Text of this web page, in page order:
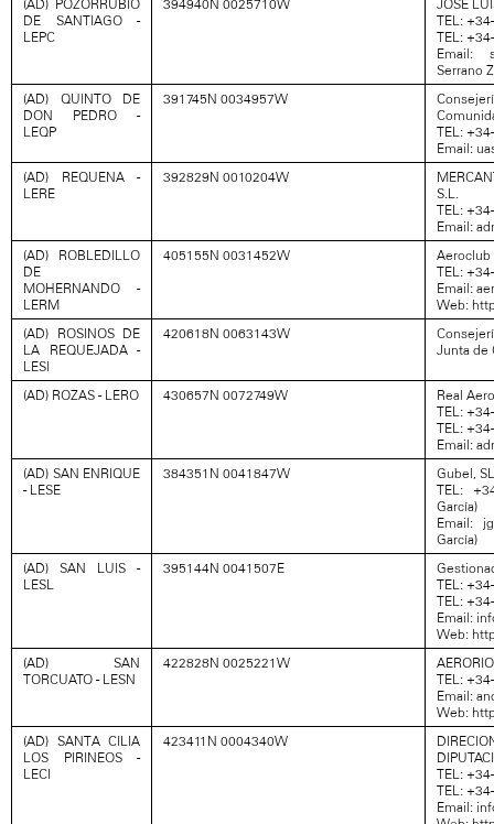
(AD) POZORRUBIO
DE SANTIAGO -
LEPC
394940N 0025710W
JOSÉ
TEL:
TEL:
Email:
Serrano
(AD) QUINTO DE
DON PEDRO -
LEQP
391745N 0034957W
TEL:
Email:
(AD) REQUENA -
LERE
392829N 0010204W
S.L.
TEL:
Email:
(AD) ROBLEDILLO
DE
MOHERNANDO -
LERM
405155N 0031452W
Aeroclub
TEL:
Email:
Web:
(AD) ROSINOS DE
LA REQUEJADA -
LESI
420618N 0063143W
Junta de
(AD) ROZAS - LERO 430657N 0072749W
Real
TEL:
TEL:
Email:
(AD) SAN ENRIQUE
- LESE
384351N 0041847W
Gubel, SL
TEL:
García)
Email:
García)
(AD) SAN LUIS -
LESL
395144N 0041507E
TEL:
TEL:
Email:
Web:
(AD) SAN
TORCUATO - LESN
422828N 0025221W
TEL:
Email:
Web:
(AD) SANTA CILIA
LOS PIRINEOS -
LECI
423411N 0004340W
TEL:
TEL:
Email: